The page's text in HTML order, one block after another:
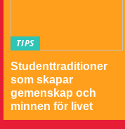
TIPS
Studenttraditioner
som skapar
gemenskap och
minnen för livet